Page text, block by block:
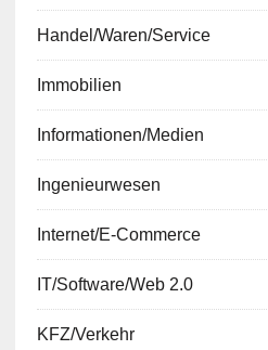
Handel/Waren/Service
Immobilien
Informationen/Medien
Ingenieurwesen
Internet/E-Commerce
IT/Software/Web 2.0
KFZ/Verkehr